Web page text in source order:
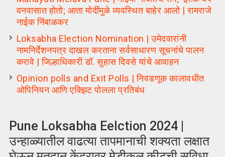
वनवासात होतो; आता मोदींमुळे व्यवस्थित बाहेर आलो | रामराजे
नाईक निंबाळकर
Loksabha Election Nomination | उमेदवारांनी
नामनिर्देशनपत्र दाखल करताना सर्वसाधारण सूचनांचे पालन
करावे | जिल्हाधिकारी डॉ. सुहास दिवसे यांचे आवाहन
Opinion polls and Exit Polls | निवडणूक कालावधीत
ओपिनियन आणि एक्झिट पोलला प्रतिबंध
Pune Loksabha Eelction 2024 |
उन्हाळ्यातील वाढत्या तापमानाची शक्यता लक्षात